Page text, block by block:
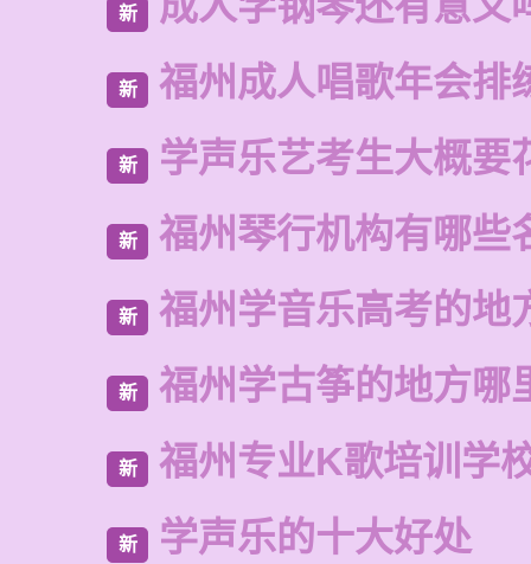
新
新 福州成人唱歌年会排
新 学声乐艺考生大概要
新 福州琴行机构有哪些
新 福州学音乐高考的地
新 福州学古筝的地方哪
新 福州专业K歌培训学
新 学声乐的十大好处